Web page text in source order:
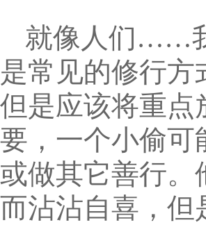
就像人们……
是常见的修行
但是应该将重点
要，一个小偷可
或做其它善行。
而沾沾自喜，但